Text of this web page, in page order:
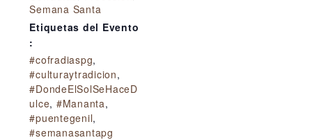
Semana Santa
Etiquetas del Evento
:
#cofradiaspg,
#culturaytradicion,
#DondeElSolSeHaceD
ulce, #Mananta,
#puentegenil,
#semanasantapg